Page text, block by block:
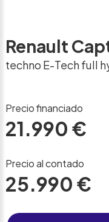
Renault
techno E-Tech full
Precio financiado
21.990 €
Precio al contado
25.990 €